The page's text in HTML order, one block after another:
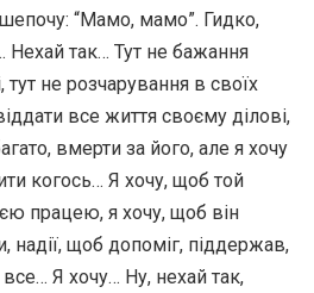
“Мамо, мамо”. Гидко,
Нехай так… Тут не бажання
тут не розчарування в своїх
все життя своєму ділові,
вмерти за його, але я хочу
когось… Я хочу, щоб той
працею, я хочу, щоб він
надії, щоб допоміг, піддержав,
Я хочу… Ну, нехай так,